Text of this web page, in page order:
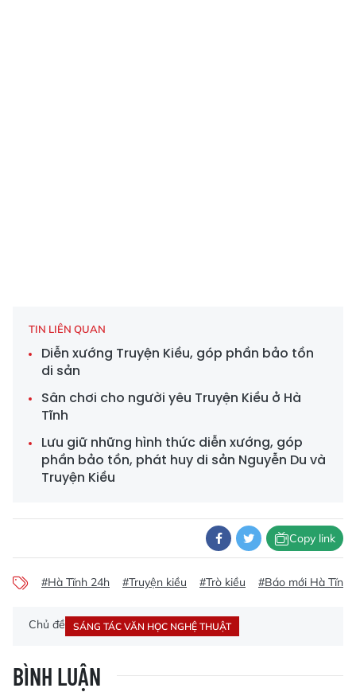
TIN LIÊN QUAN
Diễn xướng Truyện Kiều, góp phần bảo tồn
di sản
Sân chơi cho người yêu Truyện Kiều ở Hà
Tĩnh
Lưu giữ những hình thức diễn xướng, góp
phần bảo tồn, phát huy di sản Nguyễn Du và
Truyện Kiều
Copy link
#Hà Tĩnh 24h #Truyện kiều #Trò kiều #Báo mới Hà Tĩnh
Chủ đề SÁNG TÁC VĂN HỌC NGHỆ THUẬT
BÌNH LUẬN